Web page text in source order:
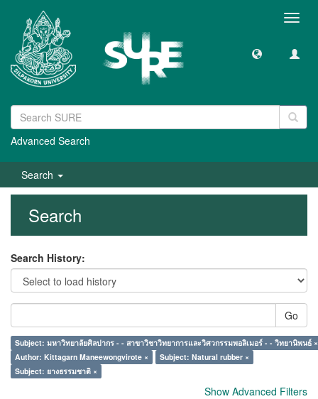
Advanced Search
Search
Search
Search History:
Go
Subject: มหาวิทยาลัยศิลปากร - - สาขาวิชาวิทยาการและวิศวกรรมพอลิเมอร์ - - วิทยานิพนธ์ ×
Author: Kittagarn Maneewongvirote ×
Subject: Natural rubber ×
Subject: ยางธรรมชาติ ×
Show Advanced Filters